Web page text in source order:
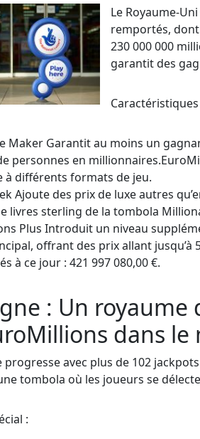
Le Royaume-
remportés,
230 000 000
garantit des
Maker Garantit au moins un
personnes en
à différents formats de jeu.
Ajoute des prix de luxe autres
livres sterling de la tombola
Plus Introduit un niveau
offrant des prix allant jusqu’à
à ce jour : 421 997 080,00 €.
: Un
dans
progresse avec plus de 102
tombola où les joueurs se
: